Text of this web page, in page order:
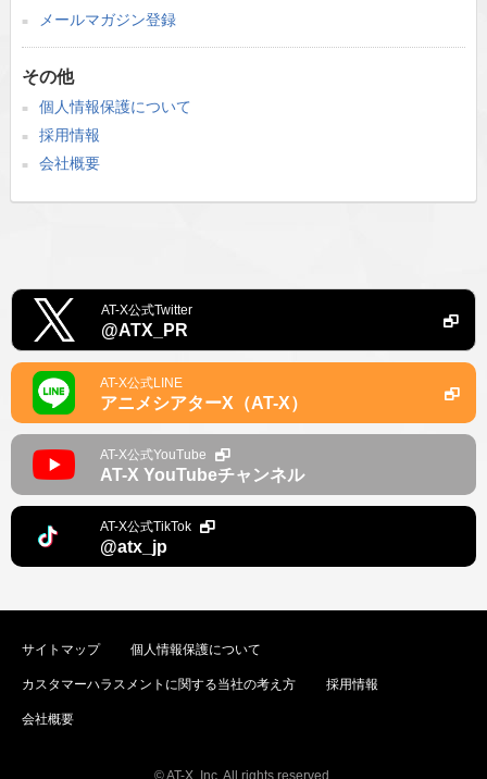
メールマガジン登録
その他
個人情報保護について
採用情報
会社概要
AT-X公式Twitter
@ATX_PR
AT-X公式LINE
アニメシアターX（AT-X）
AT-X公式YouTube
AT-X YouTubeチャンネル
AT-X公式TikTok
@atx_jp
サイトマップ 個人情報保護について
カスタマーハラスメントに関する当社の考え方 採用情報
会社概要
© AT-X, Inc. All rights reserved.